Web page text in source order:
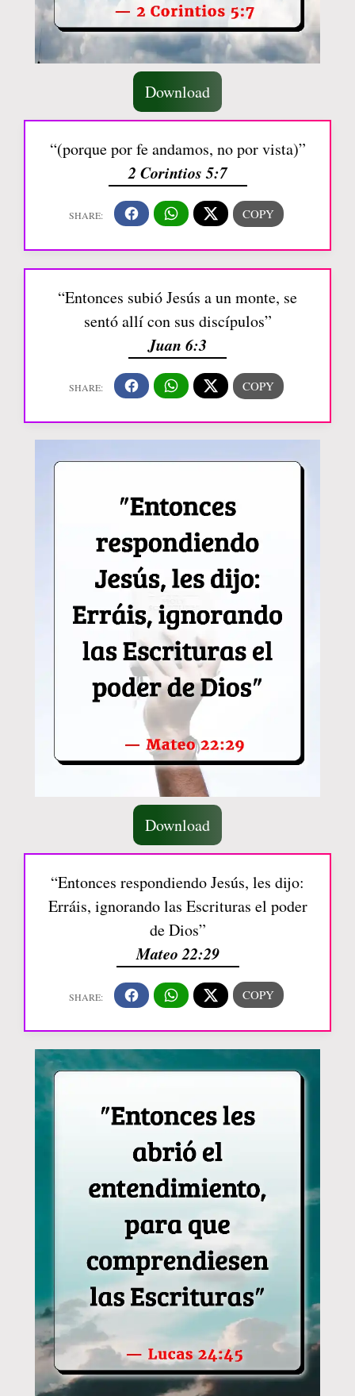
Download
“(porque por fe andamos, no por vista)”
2 Corintios 5:7
“Entonces subió Jesús a un monte, se
sentó allí con sus discípulos”
Juan 6:3
Download
“Entonces respondiendo Jesús, les dijo:
Erráis, ignorando las Escrituras el poder
de Dios”
Mateo 22:29